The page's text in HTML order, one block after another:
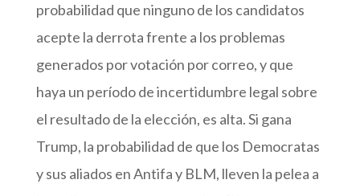
probabilidad que ninguno de los candidatos
acepte la derrota frente a los problemas
generados por votación por correo, y que
haya un período de incertidumbre legal sobre
el resultado de la elección, es alta. Si gana
Trump, la probabilidad de que los Democratas
y sus aliados en Antifa y BLM, lleven la pelea a